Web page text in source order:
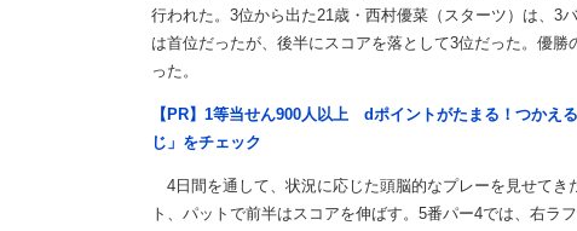
行われた。3位から出た21歳・西村優菜（スターツ）は、3
は首位だったが、後半にスコアを落として3位だった。優
った。
【PR】1等当せん900人以上 dポイントがたまる！つかえ
じ」をチェック
4日間を通して、状況に応じた頭脳的なプレーを見せてき
ト、パットで前半はスコアを伸ばす。5番パー4では、右ラ